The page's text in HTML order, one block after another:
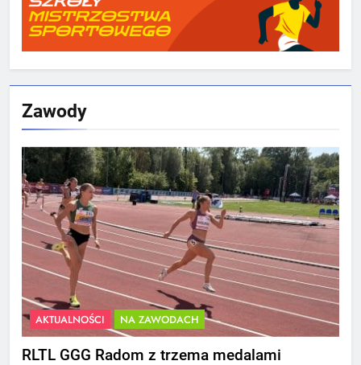
Zawody
AKTUALNOŚCI NA ZAWODACH
RLTL GGG Radom z trzema medalami